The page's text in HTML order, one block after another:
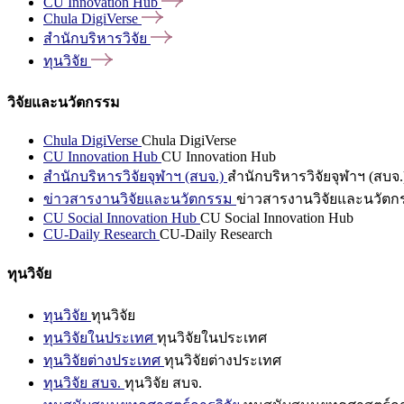
Chula DigiVerse
สำนักบริหารวิจัย
ทุนวิจัย
วิจัยและนวัตกรรม
Chula DigiVerse Chula DigiVerse
CU Innovation Hub CU Innovation Hub
สำนักบริหารวิจัยจุฬาฯ (สบจ.) สำนักบริหารวิจัยจุฬาฯ (สบจ
ข่าวสารงานวิจัยและนวัตกรรม ข่าวสารงานวิจัยและนวัตก
CU Social Innovation Hub CU Social Innovation Hub
CU-Daily Research CU-Daily Research
ทุนวิจัย
ทุนวิจัย ทุนวิจัย
ทุนวิจัยในประเทศ ทุนวิจัยในประเทศ
ทุนวิจัยต่างประเทศ ทุนวิจัยต่างประเทศ
ทุนวิจัย สบจ. ทุนวิจัย สบจ.